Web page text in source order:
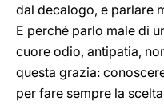
dal decalogo, e parlare
E perché parlo male di
cuore odio, antipatia,
questa grazia:
per fare sempre la